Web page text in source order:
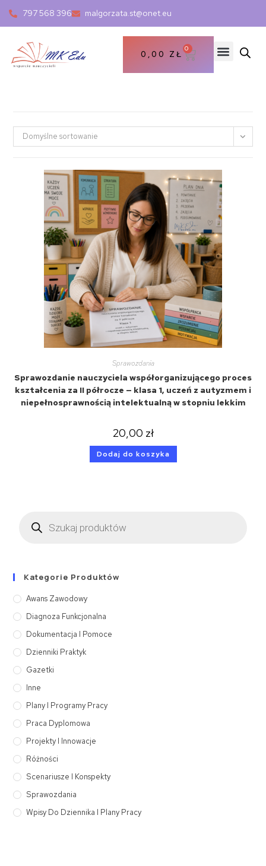
797 568 396 malgorzata.st@onet.eu
0,00 ZŁ
0
Domyślne sortowanie
Sprawozdania
Sprawozdanie nauczyciela współorganizującego proces
kształcenia za II półrocze — klasa 1, uczeń z autyzmem i
niepełnosprawnością intelektualną w stopniu lekkim
20,00 zł
Dodaj do koszyka
Kategorie Produktów
Awans Zawodowy
Diagnoza Funkcjonalna
Dokumentacja I Pomoce
Dzienniki Praktyk
Gazetki
Inne
Plany I Programy Pracy
Praca Dyplomowa
Projekty I Innowacje
Różności
Scenariusze I Konspekty
Sprawozdania
Wpisy Do Dziennika I Plany Pracy